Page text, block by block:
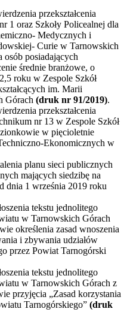
przekształcenia
1 oraz Szkoły Policealnej dla
Medycznych i
Curie w Tarnowskich
osób posiadających
średnie branżowe, o
roku w Zespole Szkół
im. Marii
Górach (druk nr 91/2019).
przekształcenia
nr 13 w Zespole Szkół
w pięcioletnie
Ekonomicznych w
planu sieci publicznych
mających siedzibę na
dnia 1 września 2019 roku
tekstu jednolitego
w Tarnowskich Górach
określenia zasad wnoszenia
i zbywania udziałów
przez Powiat Tarnogórski
tekstu jednolitego
w Tarnowskich Górach z
przyjęcia „Zasad korzystania
Tarnogórskiego” (druk